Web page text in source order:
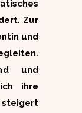
Zur
und
und
ihre
steigert